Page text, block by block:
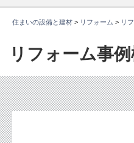
住まいの設備と建材> リフォーム > リ
リフォーム事